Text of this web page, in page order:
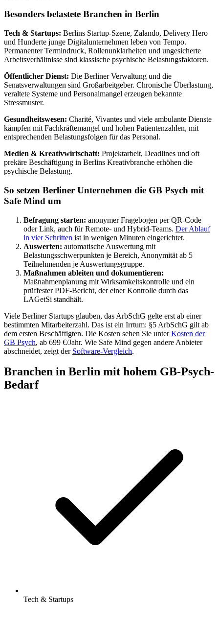
Besonders belastete Branchen in Berlin
Tech & Startups: Berlins Startup-Szene, Zalando, Delivery Hero
und Hunderte junge Digitalunternehmen leben von Tempo.
Permanenter Termindruck, Rollenunklarheiten und ungesicherte
Arbeitsverhältnisse sind klassische psychische Belastungsfaktoren.
Öffentlicher Dienst: Die Berliner Verwaltung und die
Senatsverwaltungen sind Großarbeitgeber. Chronische Überlastung,
veraltete Systeme und Personalmangel erzeugen bekannte
Stressmuster.
Gesundheitswesen: Charité, Vivantes und viele ambulante Dienste
kämpfen mit Fachkräftemangel und hohen Patientenzahlen, mit
entsprechenden Belastungsfolgen für das Personal.
Medien & Kreativwirtschaft: Projektarbeit, Deadlines und oft
prekäre Beschäftigung in Berlins Kreativbranche erhöhen die
psychische Belastung.
So setzen Berliner Unternehmen die GB Psych mit
Safe Mind um
Befragung starten: anonymer Fragebogen per QR-Code
oder Link, auch für Remote- und Hybrid-Teams. Der Ablauf
in vier Schritten ist in wenigen Minuten eingerichtet.
Auswerten: automatische Auswertung mit
Belastungsschwerpunkten je Bereich, Anonymität ab 5
Teilnehmenden je Auswertungsgruppe.
Maßnahmen ableiten und dokumentieren:
Maßnahmenplanung mit Wirksamkeitskontrolle und ein
prüffester PDF-Bericht, der einer Kontrolle durch das
LAGetSi standhält.
Viele Berliner Startups glauben, das ArbSchG gelte erst ab einer
bestimmten Mitarbeiterzahl. Das ist ein Irrtum: §5 ArbSchG gilt ab
dem ersten Beschäftigten. Die Kosten sehen Sie unterKosten der
GB Psych, ab 699 €/Jahr. Wie Safe Mind gegen andere Anbieter
abschneidet, zeigt der Software-Vergleich.
Branchen in Berlin mit hohem GB-Psych-
Bedarf
Tech & Startups